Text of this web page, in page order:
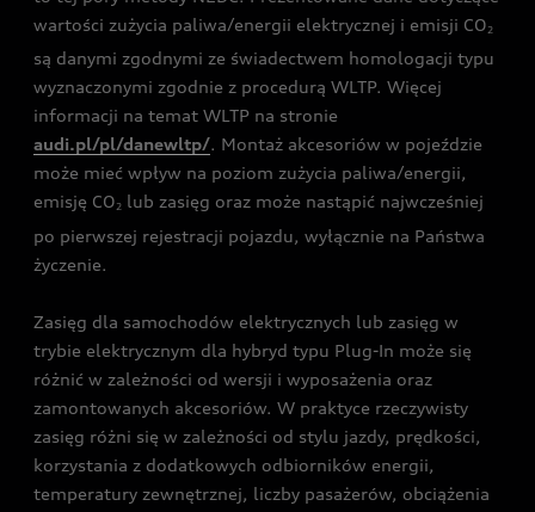
wartości zużycia paliwa/energii elektrycznej i emisji CO2
są danymi zgodnymi ze świadectwem homologacji typu
wyznaczonymi zgodnie z procedurą WLTP. Więcej
informacji na temat WLTP na stronie
audi.pl/pl/danewltp/. Montaż akcesoriów w pojeździe
może mieć wpływ na poziom zużycia paliwa/energii,
emisję CO2 lub zasięg oraz może nastąpić najwcześniej
po pierwszej rejestracji pojazdu, wyłącznie na Państwa
życzenie.
Zasięg dla samochodów elektrycznych lub zasięg w
trybie elektrycznym dla hybryd typu Plug-In może się
różnić w zależności od wersji i wyposażenia oraz
zamontowanych akcesoriów. W praktyce rzeczywisty
zasięg różni się w zależności od stylu jazdy, prędkości,
korzystania z dodatkowych odbiorników energii,
temperatury zewnętrznej, liczby pasażerów, obciążenia